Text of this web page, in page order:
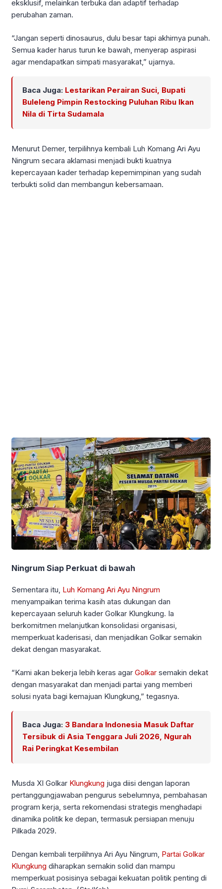
eksklusif, melainkan terbuka dan adaptif terhadap
perubahan zaman.
“Jangan seperti dinosaurus, dulu besar tapi akhirnya punah.
Semua kader harus turun ke bawah, menyerap aspirasi
agar mendapatkan simpati masyarakat,” ujarnya.
Baca Juga: Lestarikan Perairan Suci, Bupati
Buleleng Pimpin Restocking Puluhan Ribu Ikan
Nila di Tirta Sudamala
Menurut Demer, terpilihnya kembali Luh Komang Ari Ayu
Ningrum secara aklamasi menjadi bukti kuatnya
kepercayaan kader terhadap kepemimpinan yang sudah
terbukti solid dan membangun kebersamaan.
Ningrum Siap Perkuat di bawah
Sementara itu, Luh Komang Ari Ayu Ningrum
menyampaikan terima kasih atas dukungan dan
kepercayaan seluruh kader Golkar Klungkung. Ia
berkomitmen melanjutkan konsolidasi organisasi,
memperkuat kaderisasi, dan menjadikan Golkar semakin
dekat dengan masyarakat.
“Kami akan bekerja lebih keras agar Golkar semakin dekat
dengan masyarakat dan menjadi partai yang memberi
solusi nyata bagi kemajuan Klungkung,” tegasnya.
Baca Juga: 3 Bandara Indonesia Masuk Daftar
Tersibuk di Asia Tenggara Juli 2026, Ngurah
Rai Peringkat Kesembilan
Musda XI Golkar Klungkung juga diisi dengan laporan
pertanggungjawaban pengurus sebelumnya, pembahasan
program kerja, serta rekomendasi strategis menghadapi
dinamika politik ke depan, termasuk persiapan menuju
Pilkada 2029.
Dengan kembali terpilihnya Ari Ayu Ningrum, Partai Golkar
Klungkung diharapkan semakin solid dan mampu
memperkuat posisinya sebagai kekuatan politik penting di